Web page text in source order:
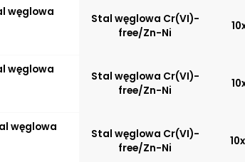
odprowadzanie
węglowa
Stal węglowa Cr(VI)-
free/Zn-Ni
węglowa
Stal węglowa Cr(VI)-
free/Zn-Ni
węglowa
Stal węglowa Cr(VI)-
free/Zn-Ni